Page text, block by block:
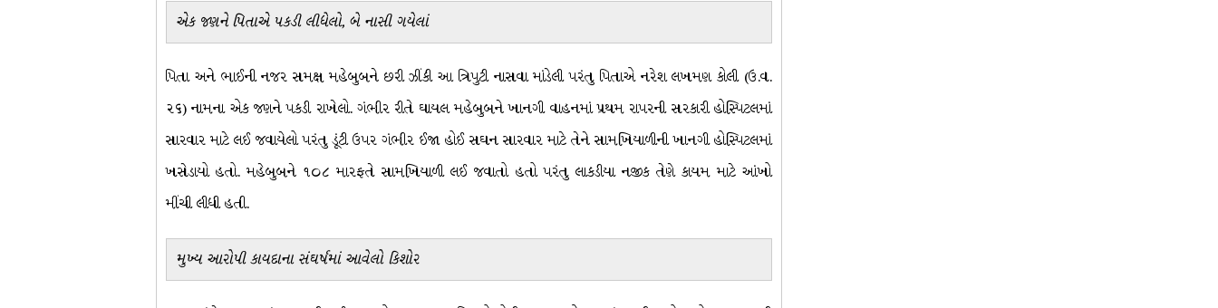
એક જણને પિતાએ પકડી લીધેલો, બે નાસી ગયેલાં
પિતા અને ભાઈની નજર સમક્ષ મહેબુબને છરી ઝીંકી આ ત્રિપુટી નાસવા માંડેલી પરંતુ પિતાએ નરેશ લખમણ કોલી (ઉ.વ.
૨૬) નામના એક જણને પકડી રાખેલો. ગંભીર રીતે ઘાયલ મહેબુબને ખાનગી વાહનમાં પ્રથમ રાપરની સરકારી હોસ્પિટલમાં
સારવાર માટે લઈ જવાયેલો પરંતુ ડૂંટી ઉપર ગંભીર ઈજા હોઈ સઘન સારવાર માટે તેને સામખિયાળીની ખાનગી હોસ્પિટલમાં
ખસેડાયો હતો. મહેબુબને ૧૦૮ મારફતે સામખિયાળી લઈ જવાતો હતો પરંતુ લાકડીયા નજીક તેણે કાયમ માટે આંખો
મીંચી લીધી હતી.
મુખ્ય આરોપી કાયદાના સંઘર્ષમાં આવેલો કિશોર